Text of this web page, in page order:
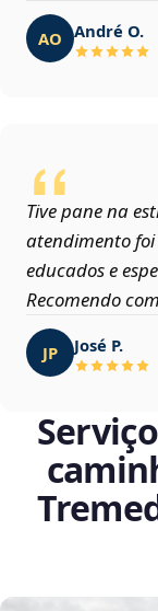
AO André O.
Tive pane na
atendimento foi
educados e
Recomendo
JP José P.